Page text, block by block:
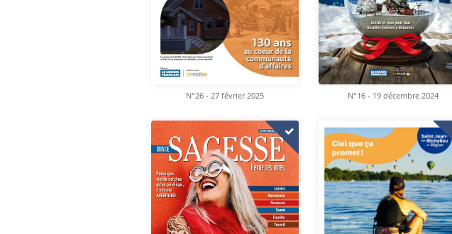
N°26 - 27 février 2025 N°16 - 19 décembre 2024